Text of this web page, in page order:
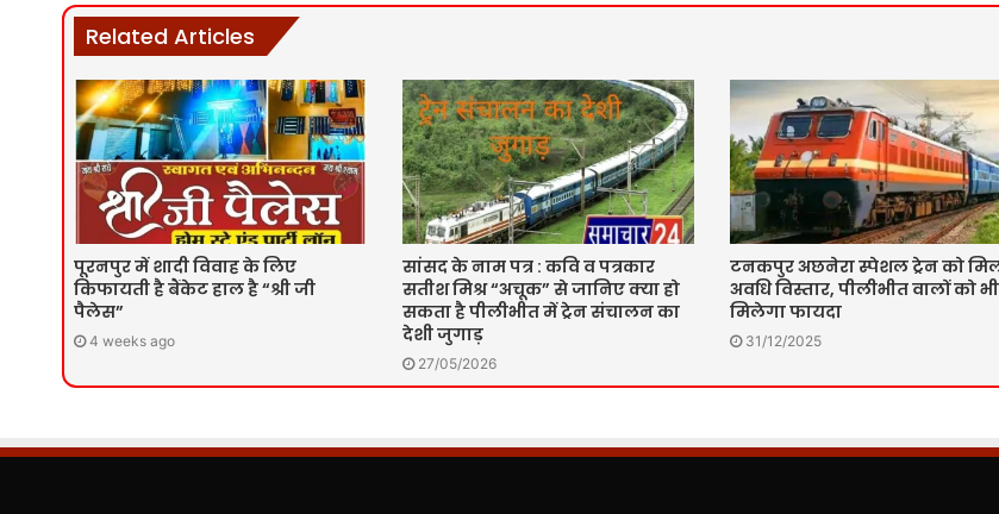
Related Articles
पूरनपुर में शादी विवाह के लिए
किफायती है बैंकेट हाल है “श्री जी
पैलेस”
4 weeks ago
सांसद के नाम पत्र : कवि व पत्रकार
सतीश मिश्र “अचूक” से जानिए क्या हो
सकता है पीलीभीत में ट्रेन संचालन का
देशी जुगाड़
27/05/2026
टनकपुर अछनेरा स्पेशल ट्रेन को
अवधि विस्तार, पीलीभीत वालों को भी
मिलेगा फायदा
31/12/2025